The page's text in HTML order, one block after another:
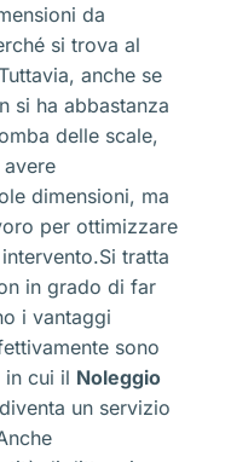
da
si trova al
anche se
si ha abbastanza
delle scale,
dimensioni, ma
per ottimizzare
tratta
in grado di far
i vantaggi
sono
in cui il Noleggio
diventa un servizio